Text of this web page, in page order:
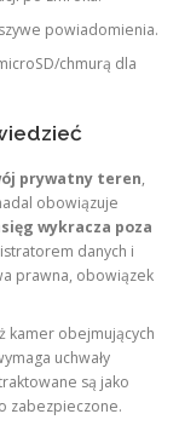
powiadomienia.
chmurą dla
prywatny teren,
obowiązuje
wykracza poza
danych i
prawna, obowiązek
kamer obejmujących
uchwały
są jako
zabezpieczone.